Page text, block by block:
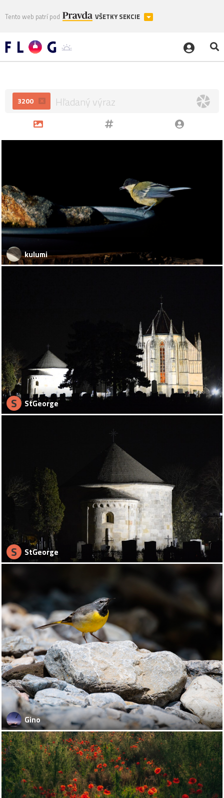
Tento web patrí pod VŠETKY SEKCIE
3200
kulumi
S StGeorge
S StGeorge
Gino